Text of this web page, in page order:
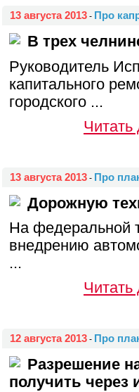
13 августа 2013 - Про
В трех
Руководитель
капитального
городского ...
Читать
13 августа 2013 - Про
Дорожную
На федеральной
внедрению
...
Читать
12 августа 2013 - Про
Разрешение
получить через